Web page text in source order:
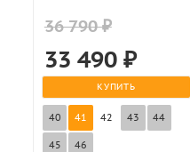
36 790 ₽
33 490₽
КУПИТЬ
40 41 42 43 44
45 46